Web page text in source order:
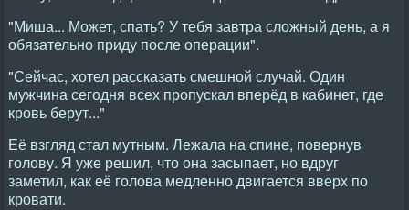
"Миша... Может, спать? У тебя завтра сложный день, а я
обязательно приду после операции".
"Сейчас, хотел рассказать смешной случай. Один
мужчина сегодня всех пропускал вперёд в кабинет, где
кровь берут..."
Её взгляд стал мутным. Лежала на спине, повернув
голову. Я уже решил, что она засыпает, но вдруг
заметил, как её голова медленно двигается вверх по
кровати.